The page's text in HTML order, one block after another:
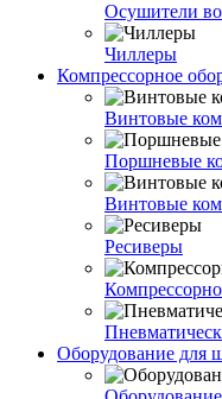
Осушители
Чиллеры
Компрессорное
Винтовые
Поршневые
Винтовые
Ресиверы
Оборудование для